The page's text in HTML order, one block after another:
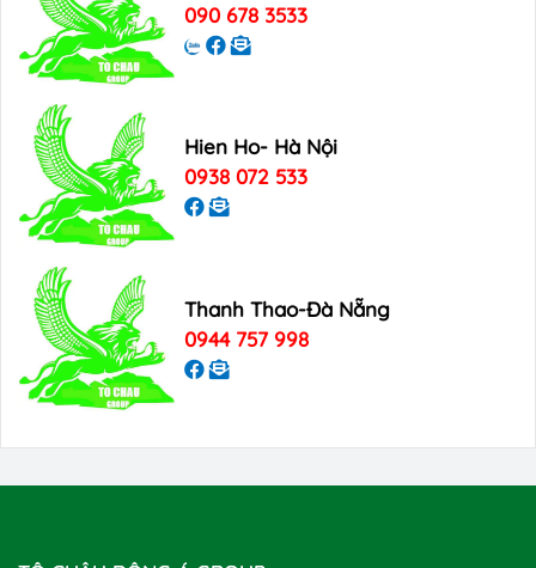
090 678 3533
Hien Ho- Hà Nội
0938 072 533
Thanh Thao-Đà Nẵng
0944 757 998